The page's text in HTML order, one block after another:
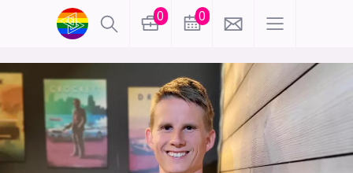
0 0
lønn
KI
karriere
meninger